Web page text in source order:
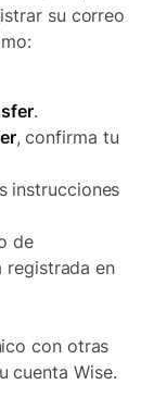
su correo
.
, confirma tu
instrucciones
de
registrada en
con otras
cuenta Wise.